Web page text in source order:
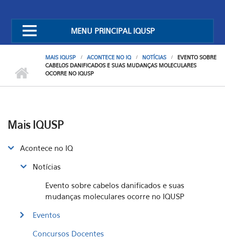
MENU PRINCIPAL IQUSP
MAIS IQUSP ACONTECE NO IQ NOTÍCIAS
EVENTO SOBRE
CABELOS DANIFICADOS E SUAS MUDANÇAS MOLECULARES
OCORRE NO IQUSP
Mais IQUSP
Acontece no IQ
Notícias
Evento sobre cabelos danificados e suas
mudanças moleculares ocorre no IQUSP
Eventos
Concursos Docentes